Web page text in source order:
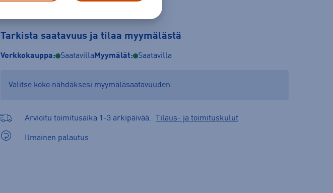
Tarkista saatavuus ja tilaa myymälästä
Verkkokauppa: Saatavilla Myymälät: Saatavilla
Valitse koko nähdäksesi myymäläsaatavuuden.
Arvioitu toimitusaika 1-3 arkipäivää. Tilaus- ja toimituskulut
Ilmainen palautus